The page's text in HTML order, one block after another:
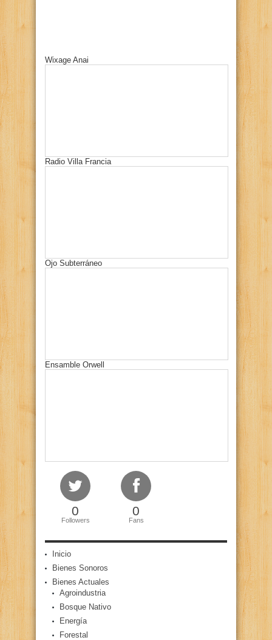
Wixage Anai
Radio Villa Francia
Ojo Subterráneo
Ensamble Orwell
0
Followers
0
Fans
Inicio
Bienes Sonoros
Bienes Actuales
Agroindustria
Bosque Nativo
Energía
Forestal